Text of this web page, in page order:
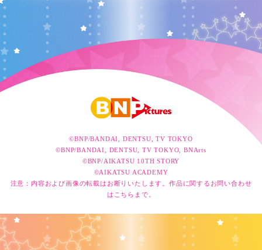
©BNP/BANDAI, DENTSU, TV TOKYO
©BNP/BANDAI, DENTSU, TV TOKYO, BNArts
©BNP/AIKATSU 10TH STORY
©AIKATSU ACADEMY
注意：内容および画像の転載はお断りいたします。作品に関するお問い合わせ
は こちら まで。